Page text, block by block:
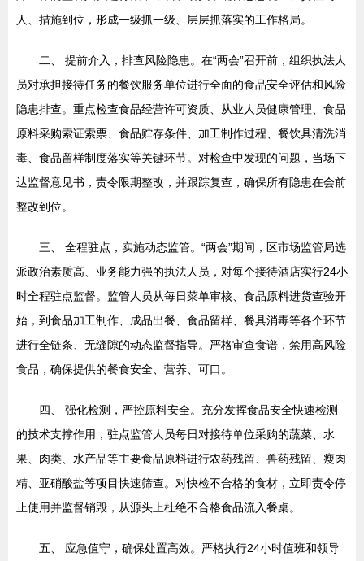
人、措施到位，形成一级抓一级、层层抓落实的工作格局。
二、 提前介入，排查风险隐患。在“两会”召开前，组织执法人
员对承担接待任务的餐饮服务单位进行全面的食品安全评估和风险
隐患排查。重点检查食品经营许可资质、从业人员健康管理、食品
原料采购索证索票、食品贮存条件、加工制作过程、餐饮具清洗消
毒、食品留样制度落实等关键环节。对检查中发现的问题，当场下
达监督意见书，责令限期整改，并跟踪复查，确保所有隐患在会前
整改到位。
三、 全程驻点，实施动态监管。“两会”期间，区市场监管局选
派政治素质高、业务能力强的执法人员，对每个接待酒店实行24小
时全程驻点监督。监管人员从每日菜单审核、食品原料进货查验开
始，到食品加工制作、成品出餐、食品留样、餐具消毒等各个环节
进行全链条、无缝隙的动态监督指导。严格审查食谱，禁用高风险
食品，确保提供的餐食安全、营养、可口。
四、 强化检测，严控原料安全。充分发挥食品安全快速检测
的技术支撑作用，驻点监管人员每日对接待单位采购的蔬菜、水
果、肉类、水产品等主要食品原料进行农药残留、兽药残留、瘦肉
精、亚硝酸盐等项目快速筛查。对快检不合格的食材，立即责令停
止使用并监督销毁，从源头上杜绝不合格食品流入餐桌。
五、 应急值守，确保处置高效。严格执行24小时值班和领导